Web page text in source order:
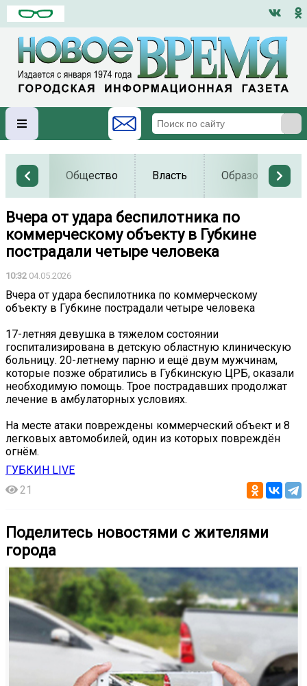
Общество Власть Образование
Вчера от удара беспилотника по
коммерческому объекту в Губкине
пострадали четыре человека
10:32 04.05.2026
Вчера от удара беспилотника по коммерческому
объекту в Губкине пострадали четыре человека
17-летняя девушка в тяжелом состоянии
госпитализирована в детскую областную клиническую
больницу. 20-летнему парню и ещё двум мужчинам,
которые позже обратились в Губкинскую ЦРБ, оказали
необходимую помощь. Трое пострадавших продолжат
лечение в амбулаторных условиях.
На месте атаки повреждены коммерческий объект и 8
легковых автомобилей, один из которых повреждён
огнём.
ГУБКИН LIVE
21
Поделитесь новостями с жителями
города